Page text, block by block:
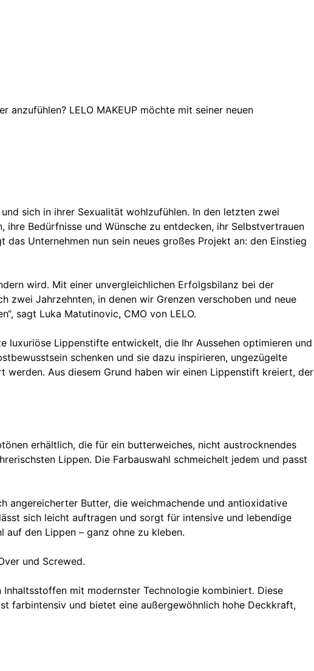
LELO MAKEUP möchte mit seiner neuen
sich in ihrer Sexualität wohlzufühlen. In den letzten zwei
Bedürfnisse und Wünsche zu entdecken, ihr Selbstvertrauen
Unternehmen nun sein neues großes Projekt an: den Einstieg
wird. Mit einer unvergleichlichen Erfolgsbilanz bei der
zwei Jahrzehnten, in denen wir Grenzen verschoben und neue
sagt Luka Matutinovic, CMO von LELO.
luxuriöse Lippenstifte entwickelt, die Ihr Aussehen optimieren und
schenken und sie dazu inspirieren, ungezügelte
Aus diesem Grund haben wir einen Lippenstift kreiert, der
erhältlich, die für ein butterweiches, nicht austrocknendes
Lippen. Die Farbauswahl schmeichelt jedem und passt
angereicherter Butter, die weichmachende und antioxidative
sich leicht auftragen und sorgt für intensive und lebendige
auf den Lippen – ganz ohne zu kleben.
und Screwed.
mit modernster Technologie kombiniert. Diese
farbintensiv und bietet eine außergewöhnlich hohe Deckkraft,